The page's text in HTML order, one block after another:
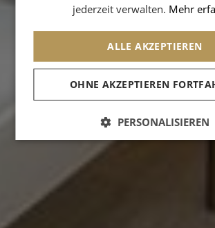
ARABIC
jederzeit verwalten. Mehr
ALLE AKZEPTIEREN
OHNE AKZEPTIEREN
PERSONALISIEREN